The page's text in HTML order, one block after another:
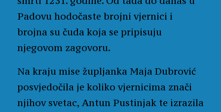
Padovu hodočaste brojni vjernici i
brojna su čuda koja se pripisuju
njegovom zagovoru.
Na kraju mise župljanka Maja Dubrović
posvjedočila je koliko vjernicima znači
njihov svetac, Antun Pustinjak te izrazila